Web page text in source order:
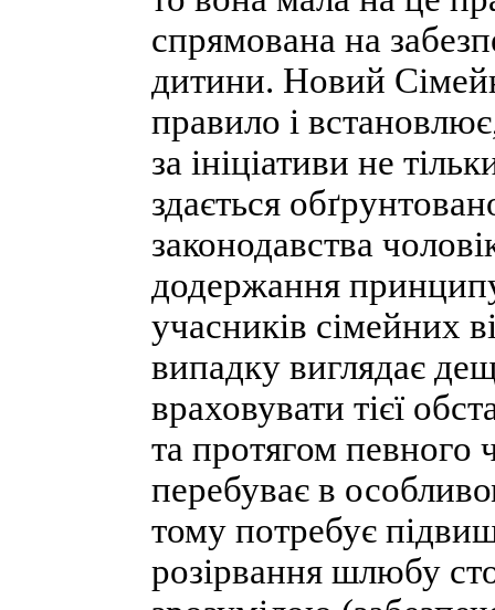
спрямована на
дитини. Новий
правило і
за ініціативи не
здається
законодавства
додержання принципу
учасників сімейних
випадку виглядає
враховувати тієї
та протягом певного
перебуває в
тому потребує
розірвання шлюбу